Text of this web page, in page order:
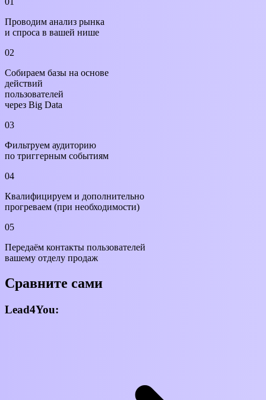
Проводим анализ рынка
и спроса в вашей нише
02
Собираем базы на основе
действий
пользователей
через Big Data
03
Фильтруем аудиторию
по триггерным событиям
04
Квалифицируем и дополнительно
прогреваем (при необходимости)
05
Передаём контакты пользователей
вашему отделу продаж
Сравните сами
Lead4You: